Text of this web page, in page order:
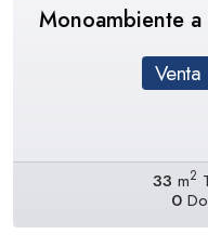
Monoambiente
Venta
33 m2
0